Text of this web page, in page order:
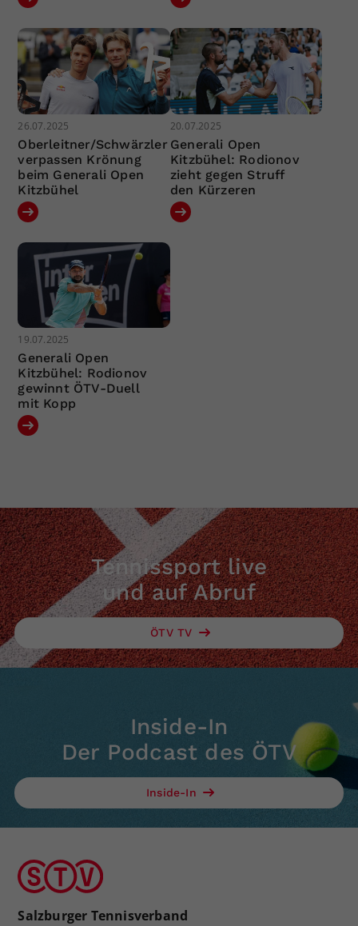
26.07.2025
Oberleitner/Schwärzler
verpassen Krönung
beim Generali Open
Kitzbühel
20.07.2025
Generali Open
Kitzbühel: Rodionov
zieht gegen Struff
den Kürzeren
19.07.2025
Generali Open
Kitzbühel: Rodionov
gewinnt ÖTV-Duell
mit Kopp
Tennissport live
und auf Abruf
ÖTV TV
Inside-In
Der Podcast des ÖTV
Inside-In
Salzburger Tennisverband